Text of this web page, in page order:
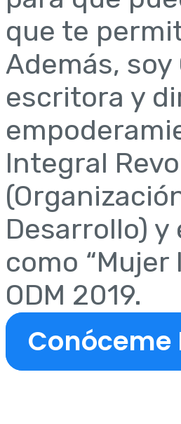
que te
Además,
escritora y
Integral
Desarrollo)
como
ODM 2019.
Conóceme